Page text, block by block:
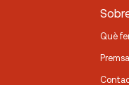
Què
Premsa